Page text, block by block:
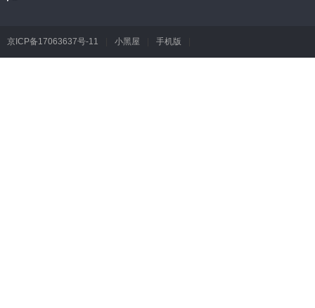
京ICP备17063637号-11 小黑屋 手机版